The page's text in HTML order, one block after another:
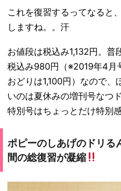
これを復習するってなると
しますね。。汗
お値段は税込み1,132円。普
税込み980円（※2019年4
おどりは1,100円）なので、
いのは夏休みの増刊号なつ
特別号はちょっとだけ特別
ポピーのしあげのドリる
間の総復習が凝縮